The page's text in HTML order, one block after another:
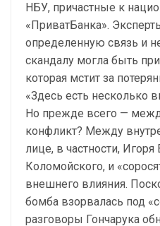
НБУ, причастные к
«ПриватБанка».
определенную связь и
скандалу могла быть
которая мстит за
«Здесь есть несколько
Но прежде всего —
конфликт? Между
лице, в частности, Игоря
Коломойского, и
внешнего влияния.
бомба взорвалась под
разговоры Гончарука